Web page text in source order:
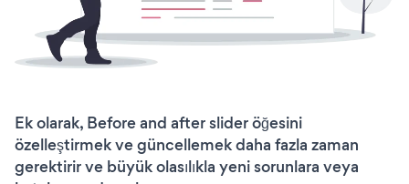
Ek olarak, Before and after slider öğesini
özelleştirmek ve güncellemek daha fazla zaman
gerektirir ve büyük olasılıkla yeni sorunlara veya